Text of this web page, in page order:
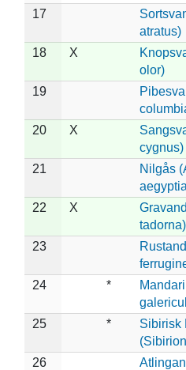
17
atratus)
18 X
olor)
19
20 X
cygnus)
21
Nilgås
22 X
tadorna)
23
24 *
25 *
Sibirisk
26